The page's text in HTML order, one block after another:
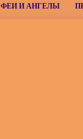
ФЕИ И АНГЕЛЫ